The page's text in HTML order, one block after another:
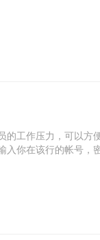
工作压力，可以方
入你在该行的帐号，